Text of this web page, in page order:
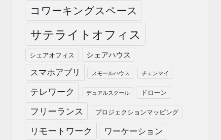
コワーキングスペース
サテライトオフィス
シェアオフィス シェアハウス
スマホアプリ スモールハウス チェンマイ
テレワーク デュアルスクール ドローン
フリーランス プロジェクションマッピング
リモートワーク ワーケーション